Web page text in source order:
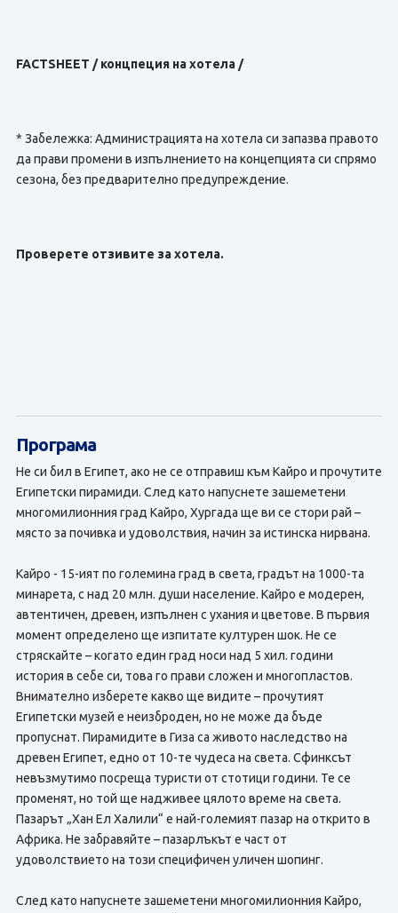
FACTSHEET / концпеция на хотела /
* Забележка: Администрацията на хотела си запазва правото
да прави промени в изпълнението на концепцията си спрямо
сезона, без предварително предупреждение.
Проверете отзивите за хотела.
Програма
Не си бил в Египет, ако не се отправиш към Кайро и прочутите
Египетски пирамиди. След като напуснете зашеметени
многомилионния град Кайро, Хургада ще ви се стори рай –
място за почивка и удоволствия, начин за истинска нирвана.
Кайро - 15-ият по големина град в света, градът на 1000-та
минарета, с над 20 млн. души население. Кайро е модерен,
автентичен, древен, изпълнен с ухания и цветове. В първия
момент определено ще изпитате културен шок. Не се
стряскайте – когато един град носи над 5 хил. години
история в себе си, това го прави сложен и многопластов.
Внимателно изберете какво ще видите – прочутият
Египетски музей е неизброден, но не може да бъде
пропуснат. Пирамидите в Гиза са живото наследство на
древен Египет, едно от 10-те чудеса на света. Сфинксът
невъзмутимо посреща туристи от стотици години. Те се
променят, но той ще надживее цялото време на света.
Пазарът „Хан Ел Халили“ е най-големият пазар на открито в
Африка. Не забравяйте – пазарлъкът е част от
удоволствието на този специфичен уличен шопинг.
След като напуснете зашеметени многомилионния Кайро,